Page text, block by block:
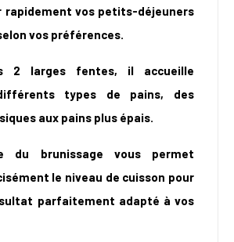
rapidement vos petits-déjeuners
vos préférences.
2 larges fentes, il accueille
types de pains, des
aux pains plus épais.
du brunissage vous permet
le niveau de cuisson pour
parfaitement adapté à vos